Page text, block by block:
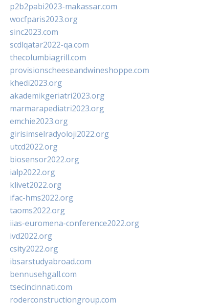
p2b2pabi2023-makassar.com
wocfparis2023.org
sinc2023.com
scdlqatar2022-qa.com
thecolumbiagrill.com
provisionscheeseandwineshoppe.com
khedi2023.org
akademikgeriatri2023.org
marmarapediatri2023.org
emchie2023.org
girisimselradyoloji2022.org
utcd2022.org
biosensor2022.org
ialp2022.org
klivet2022.org
ifac-hms2022.org
taoms2022.org
iias-euromena-conference2022.org
ivd2022.org
csity2022.org
ibsarstudyabroad.com
bennusehgall.com
tsecincinnati.com
roderconstructiongroup.com